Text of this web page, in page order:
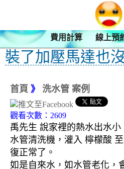
費用計算 線上預
裝了加壓馬達也
首頁 》 洗水管 案例
觀看次數：2609
禹先生 說家裡的熱水出水
水管清洗機，灌入 檸檬酸
復正常了。
如是自來水，如水管老化，